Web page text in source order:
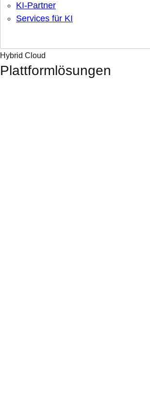
KI-Partner
Services für KI
Hybrid Cloud
Plattformlösungen